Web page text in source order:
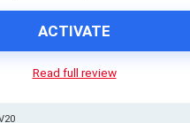
ACTIVATE
Read full review